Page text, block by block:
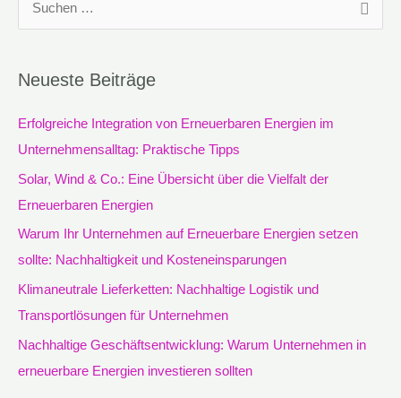
h
e
n
Neueste Beiträge
Erfolgreiche Integration von Erneuerbaren Energien im
Unternehmensalltag: Praktische Tipps
Solar, Wind & Co.: Eine Übersicht über die Vielfalt der
Erneuerbaren Energien
Warum Ihr Unternehmen auf Erneuerbare Energien setzen
sollte: Nachhaltigkeit und Kosteneinsparungen
Klimaneutrale Lieferketten: Nachhaltige Logistik und
Transportlösungen für Unternehmen
Nachhaltige Geschäftsentwicklung: Warum Unternehmen in
erneuerbare Energien investieren sollten